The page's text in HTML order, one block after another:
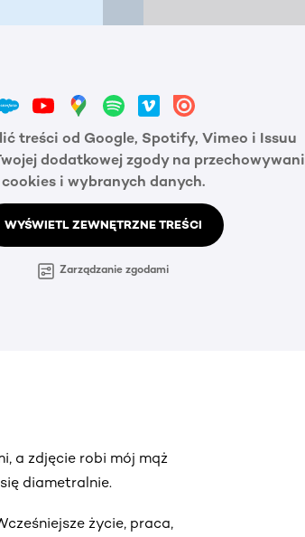
treści od Google, Spotify, Vimeo i Issuu
dodatkowej zgody na
cookies i wybranych danych.
WYŚWIETL ZEWNĘTRZNE TREŚCI
Zarządzanie zgodami
a zdjęcie robi mój mqż
diametralnie.
życie, praca,